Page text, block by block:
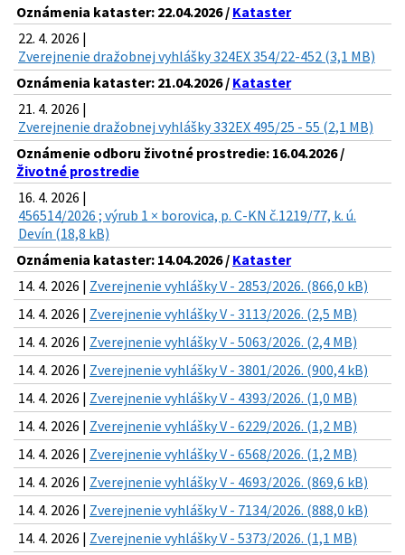
Oznámenia kataster: 22.04.2026 / Kataster
22. 4. 2026 |
Zverejnenie dražobnej vyhlášky 324EX 354/22-452 (3,1 MB)
Oznámenia kataster: 21.04.2026 / Kataster
21. 4. 2026 |
Zverejnenie dražobnej vyhlášky 332EX 495/25 - 55 (2,1 MB)
Oznámenie odboru životné prostredie: 16.04.2026 /
Životné prostredie
16. 4. 2026 |
456514/2026 ; výrub 1 × borovica, p. C-KN č.1219/77, k. ú.
Devín (18,8 kB)
Oznámenia kataster: 14.04.2026 / Kataster
14. 4. 2026 | Zverejnenie vyhlášky V - 2853/2026. (866,0 kB)
14. 4. 2026 | Zverejnenie vyhlášky V - 3113/2026. (2,5 MB)
14. 4. 2026 | Zverejnenie vyhlášky V - 5063/2026. (2,4 MB)
14. 4. 2026 | Zverejnenie vyhlášky V - 3801/2026. (900,4 kB)
14. 4. 2026 | Zverejnenie vyhlášky V - 4393/2026. (1,0 MB)
14. 4. 2026 | Zverejnenie vyhlášky V - 6229/2026. (1,2 MB)
14. 4. 2026 | Zverejnenie vyhlášky V - 6568/2026. (1,2 MB)
14. 4. 2026 | Zverejnenie vyhlášky V - 4693/2026. (869,6 kB)
14. 4. 2026 | Zverejnenie vyhlášky V - 7134/2026. (888,0 kB)
14. 4. 2026 | Zverejnenie vyhlášky V - 5373/2026. (1,1 MB)